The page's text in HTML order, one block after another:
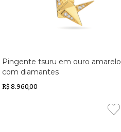
Pingente tsuru em ouro amarelo
com diamantes
R$ 8.960,00